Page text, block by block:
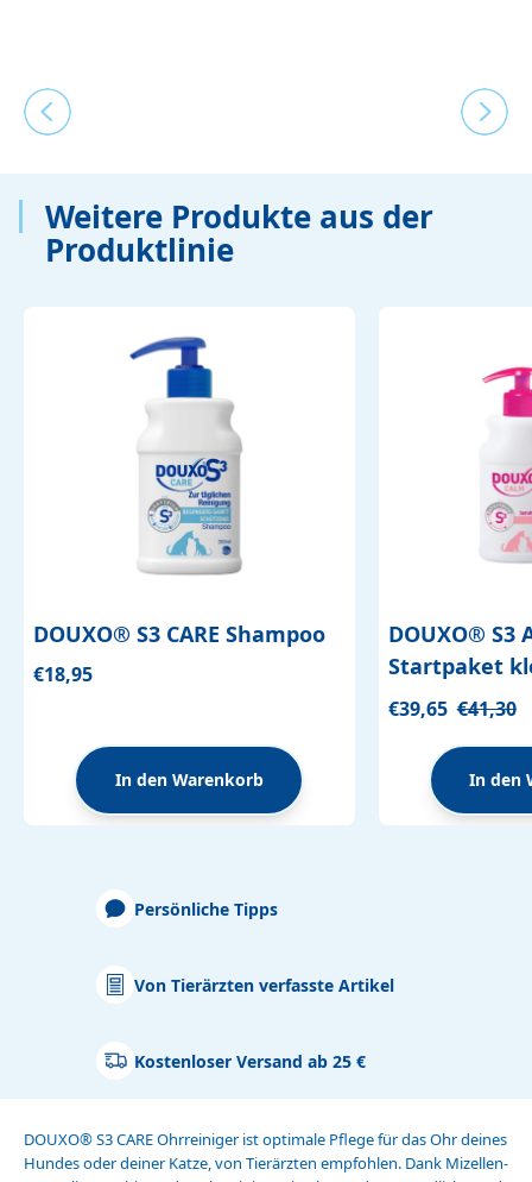
Weitere Produkte aus der
Produktlinie
DOUXO® S3 CARE Shampoo
€18,95
In den Warenkorb
DOUXO® S3
Startpaket
€39,65 €41,30
In den
Persönliche Tipps
Von Tierärzten verfasste Artikel
Kostenloser Versand ab 25 €
DOUXO®S3 CARE Ohrreiniger ist optimale Pflege für das Ohr deines
Hundes oder deiner Katze, von Tierärzten empfohlen. Dank Mizellen-